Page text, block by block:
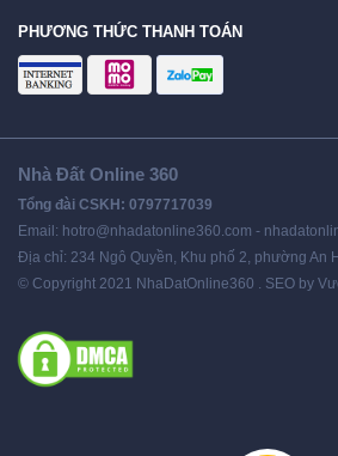
PHƯƠNG THỨC THANH TOÁN
Nhà Đất Online 360
Tổng đài CSKH: 0797717039
Email: hotro@nhadatonline360.com -
Địa chỉ: 234 Ngô Quyền, Khu phố 2, phường An
© Copyright 2021 NhaDatOnline360 . SEO by